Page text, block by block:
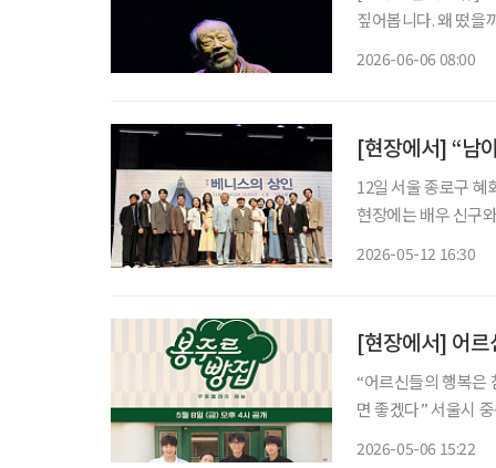
짚어봅니다. 왜 떴을까? 배우 신구는 1936년생으로 올해 89세다. 그는 ‘현역 최고령 배우’라
2026-06-06 08:00
[현장에서] “남
12일 서울 종로구 혜
현장에는 배우 신구
2026-05-12 16:30
[현장에서] 어르
“어르신들의 행복은
면 좋겠다” 서울시 중구 ‘커뮤니티하우스 마실’에서 쿠팡플레이 새 예능 프로그램 ‘봉주르빵
2026-05-06 15:22